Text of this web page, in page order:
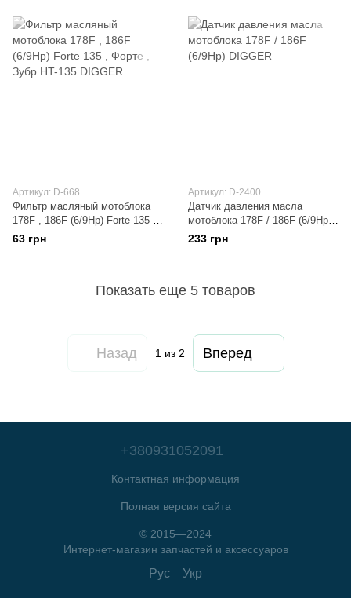
Артикул: D-668
Фильтр масляный мотоблока
178F , 186F (6/9Hp) Forte 135 ,
Форте , Зубр HT-135 DIGGER
63 грн
Артикул: D-2400
Датчик давления масла
мотоблока 178F / 186F (6/9Hp)
DIGGER
233 грн
Показать еще 5 товаров
Назад 1 из 2 Вперед
+380931052091
Контактная информация
Полная версия сайта
© 2015—2024
Интернет-магазин запчастей и аксессуаров
Рус Укр